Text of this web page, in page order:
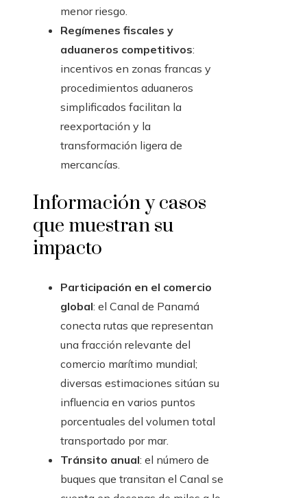
menor riesgo.
Regímenes fiscales y
aduaneros competitivos:
incentivos en zonas francas y
procedimientos aduaneros
simplificados facilitan la
reexportación y la
transformación ligera de
mercancías.
Información y casos
que muestran su
impacto
Participación en el comercio
global: el Canal de Panamá
conecta rutas que representan
una fracción relevante del
comercio marítimo mundial;
diversas estimaciones sitúan su
influencia en varios puntos
porcentuales del volumen total
transportado por mar.
Tránsito anual: el número de
buques que transitan el Canal se